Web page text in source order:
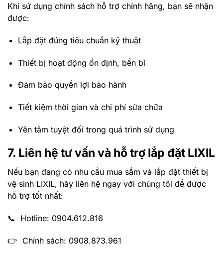
Khi sử dụng chính sách hỗ trợ chính hãng, bạn sẽ nhận
được:
Lắp đặt đúng tiêu chuẩn kỹ thuật
Thiết bị hoạt động ổn định, bền bỉ
Đảm bảo quyền lợi bảo hành
Tiết kiệm thời gian và chi phí sửa chữa
Yên tâm tuyệt đối trong quá trình sử dụng
7. Liên hệ tư vấn và hỗ trợ lắp đặt LIXIL
Nếu bạn đang có nhu cầu mua sắm và lắp đặt thiết bị
vệ sinh LIXIL, hãy liên hệ ngay với chúng tôi để được
hỗ trợ tốt nhất:
📞 Hotline: 0904.612.816
👉 Chính sách: 0908.873.961